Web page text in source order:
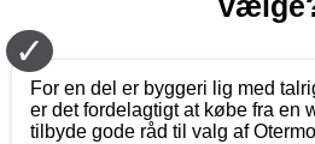
✓
For en del er byggeri lig med
er det fordelagtigt at købe fra en
tilbyde gode råd til valg af